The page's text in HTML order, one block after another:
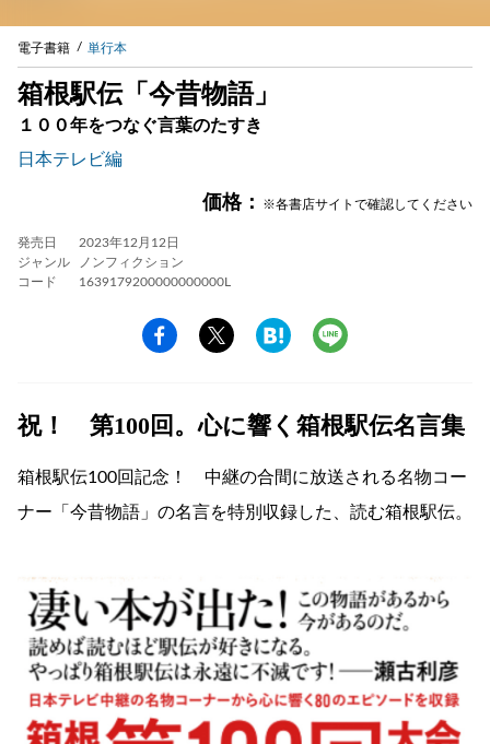
電子書籍 単行本
箱根駅伝「今昔物語」
１００年をつなぐ言葉のたすき
日本テレビ編
価格： ※各書店サイトで確認してください
発売日
2023年12月12日
ジャンル
ノンフィクション
コード
1639179200000000000L
祝！ 第100回。心に響く箱根駅伝名言集
箱根駅伝100回記念！ 中継の合間に放送される名物コー
ナー「今昔物語」の名言を特別収録した、読む箱根駅伝。